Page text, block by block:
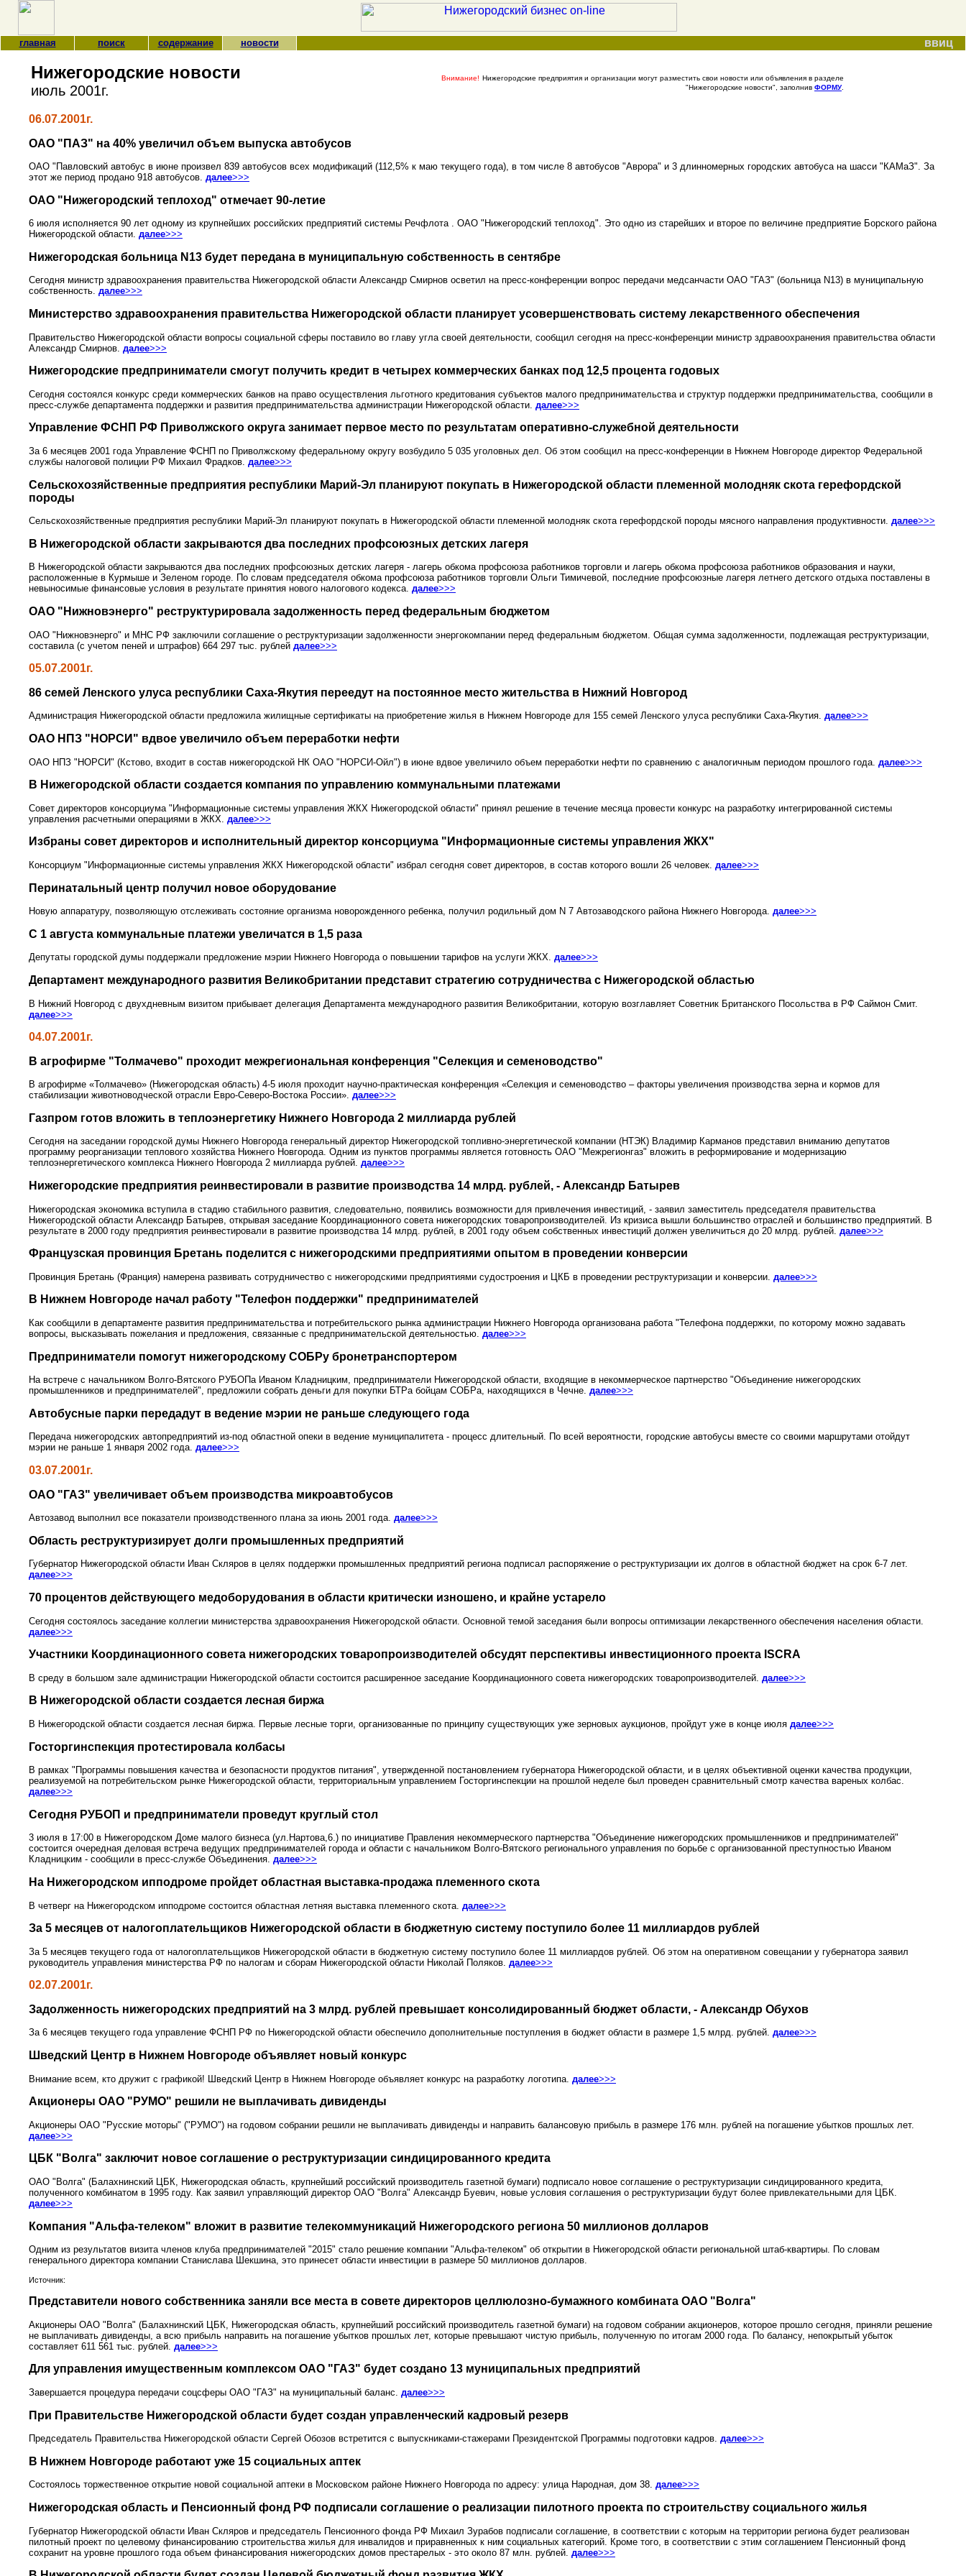
главная поиск содержание новости ввиц
Нижегородские новости
июль 2001г.
Внимание! Нижегородские предприятия и организации могут разместить свои новости или объявления в разделе
"Нижегородские новости", заполнив ФОРМУ.
06.07.2001г.
ОАО "ПАЗ" на 40% увеличил объем выпуска автобусов
ОАО "Павловский автобус в июне произвел 839 автобусов всех модификаций (112,5% к маю текущего года), в том числе 8 автобусов "Аврора" и 3 длинномерных городских автобуса на шасси "КАМаЗ". За
этот же период продано 918 автобусов. далее>>>
ОАО "Нижегородский теплоход" отмечает 90-летие
6 июля исполняется 90 лет одному из крупнейших российских предприятий системы Речфлота . ОАО "Нижегородский теплоход". Это одно из старейших и второе по величине предприятие Борского района
Нижегородской области. далее>>>
Нижегородская больница N13 будет передана в муниципальную собственность в сентябре
Сегодня министр здравоохранения правительства Нижегородской области Александр Смирнов осветил на пресс-конференции вопрос передачи медсанчасти ОАО "ГАЗ" (больница N13) в муниципальную
собственность. далее>>>
Министерство здравоохранения правительства Нижегородской области планирует усовершенствовать систему лекарственного обеспечения
Правительство Нижегородской области вопросы социальной сферы поставило во главу угла своей деятельности, сообщил сегодня на пресс-конференции министр здравоохранения правительства области
Александр Смирнов. далее>>>
Нижегородские предприниматели смогут получить кредит в четырех коммерческих банках под 12,5 процента годовых
Сегодня состоялся конкурс среди коммерческих банков на право осуществления льготного кредитования субъектов малого предпринимательства и структур поддержки предпринимательства, сообщили в
пресс-службе департамента поддержки и развития предпринимательства администрации Нижегородской области. далее>>>
Управление ФСНП РФ Приволжского округа занимает первое место по результатам оперативно-служебной деятельности
За 6 месяцев 2001 года Управление ФСНП по Приволжскому федеральному округу возбудило 5 035 уголовных дел. Об этом сообщил на пресс-конференции в Нижнем Новгороде директор Федеральной
службы налоговой полиции РФ Михаил Фрадков. далее>>>
Сельскохозяйственные предприятия республики Марий-Эл планируют покупать в Нижегородской области племенной молодняк скота герефордской
породы
Сельскохозяйственные предприятия республики Марий-Эл планируют покупать в Нижегородской области племенной молодняк скота герефордской породы мясного направления продуктивности. далее>>>
В Нижегородской области закрываются два последних профсоюзных детских лагеря
В Нижегородской области закрываются два последних профсоюзных детских лагеря - лагерь обкома профсоюза работников торговли и лагерь обкома профсоюза работников образования и науки,
расположенные в Курмыше и Зеленом городе. По словам председателя обкома профсоюза работников торговли Ольги Тимичевой, последние профсоюзные лагеря летнего детского отдыха поставлены в
невыносимые финансовые условия в результате принятия нового налогового кодекса. далее>>>
ОАО "Нижновэнерго" реструктурировала задолженность перед федеральным бюджетом
ОАО "Нижновэнерго" и МНС РФ заключили соглашение о реструктуризации задолженности энергокомпании перед федеральным бюджетом. Общая сумма задолженности, подлежащая реструктуризации,
составила (с учетом пеней и штрафов) 664 297 тыс. рублей далее>>>
05.07.2001г.
86 семей Ленского улуса республики Саха-Якутия переедут на постоянное место жительства в Нижний Новгород
Администрация Нижегородской области предложила жилищные сертификаты на приобретение жилья в Нижнем Новгороде для 155 семей Ленского улуса республики Саха-Якутия. далее>>>
ОАО НПЗ "НОРСИ" вдвое увеличило объем переработки нефти
ОАО НПЗ "НОРСИ" (Кстово, входит в состав нижегородской НК ОАО "НОРСИ-Ойл") в июне вдвое увеличило объем переработки нефти по сравнению с аналогичным периодом прошлого года. далее>>>
В Нижегородской области создается компания по управлению коммунальными платежами
Совет директоров консорциума "Информационные системы управления ЖКХ Нижегородской области" принял решение в течение месяца провести конкурс на разработку интегрированной системы
управления расчетными операциями в ЖКХ. далее>>>
Избраны совет директоров и исполнительный директор консорциума "Информационные системы управления ЖКХ"
Консорциум "Информационные системы управления ЖКХ Нижегородской области" избрал сегодня совет директоров, в состав которого вошли 26 человек. далее>>>
Перинатальный центр получил новое оборудование
Новую аппаратуру, позволяющую отслеживать состояние организма новорожденного ребенка, получил родильный дом N 7 Автозаводского района Нижнего Новгорода. далее>>>
С 1 августа коммунальные платежи увеличатся в 1,5 раза
Депутаты городской думы поддержали предложение мэрии Нижнего Новгорода о повышении тарифов на услуги ЖКХ. далее>>>
Департамент международного развития Великобритании представит стратегию сотрудничества с Нижегородской областью
В Нижний Новгород с двухдневным визитом прибывает делегация Департамента международного развития Великобритании, которую возглавляет Советник Британского Посольства в РФ Саймон Смит.
далее>>>
04.07.2001г.
В агрофирме "Толмачево" проходит межрегиональная конференция "Селекция и семеноводство"
В агрофирме «Толмачево» (Нижегородская область) 4-5 июля проходит научно-практическая конференция «Селекция и семеноводство – факторы увеличения производства зерна и кормов для
стабилизации животноводческой отрасли Евро-Северо-Востока России». далее>>>
Газпром готов вложить в теплоэнергетику Нижнего Новгорода 2 миллиарда рублей
Сегодня на заседании городской думы Нижнего Новгорода генеральный директор Нижегородской топливно-энергетической компании (НТЭК) Владимир Карманов представил вниманию депутатов
программу реорганизации теплового хозяйства Нижнего Новгорода. Одним из пунктов программы является готовность ОАО "Межрегионгаз" вложить в реформирование и модернизацию
теплоэнергетического комплекса Нижнего Новгорода 2 миллиарда рублей. далее>>>
Нижегородские предприятия реинвестировали в развитие производства 14 млрд. рублей, - Александр Батырев
Нижегородская экономика вступила в стадию стабильного развития, следовательно, появились возможности для привлечения инвестиций, - заявил заместитель председателя правительства
Нижегородской области Александр Батырев, открывая заседание Координационного совета нижегородских товаропроизводителей. Из кризиса вышли большинство отраслей и большинство предприятий. В
результате в 2000 году предприятия реинвестировали в развитие производства 14 млрд. рублей, в 2001 году объем собственных инвестиций должен увеличиться до 20 млрд. рублей. далее>>>
Французская провинция Бретань поделится с нижегородскими предприятиями опытом в проведении конверсии
Провинция Бретань (Франция) намерена развивать сотрудничество с нижегородскими предприятиями судостроения и ЦКБ в проведении реструктуризации и конверсии. далее>>>
В Нижнем Новгороде начал работу "Телефон поддержки" предпринимателей
Как сообщили в департаменте развития предпринимательства и потребительского рынка администрации Нижнего Новгорода организована работа "Телефона поддержки, по которому можно задавать
вопросы, высказывать пожелания и предложения, связанные с предпринимательской деятельностью. далее>>>
Предприниматели помогут нижегородскому СОБРу бронетранспортером
На встрече с начальником Волго-Вятского РУБОПа Иваном Кладницким, предприниматели Нижегородской области, входящие в некоммерческое партнерство "Объединение нижегородских
промышленников и предпринимателей", предложили собрать деньги для покупки БТРа бойцам СОБРа, находящихся в Чечне. далее>>>
Автобусные парки передадут в ведение мэрии не раньше следующего года
Передача нижегородских автопредприятий из-под областной опеки в ведение муниципалитета - процесс длительный. По всей вероятности, городские автобусы вместе со своими маршрутами отойдут
мэрии не раньше 1 января 2002 года. далее>>>
03.07.2001г.
ОАО "ГАЗ" увеличивает объем производства микроавтобусов
Автозавод выполнил все показатели производственного плана за июнь 2001 года. далее>>>
Область реструктуризирует долги промышленных предприятий
Губернатор Нижегородской области Иван Скляров в целях поддержки промышленных предприятий региона подписал распоряжение о реструктуризации их долгов в областной бюджет на срок 6-7 лет.
далее>>>
70 процентов действующего медоборудования в области критически изношено, и крайне устарело
Сегодня состоялось заседание коллегии министерства здравоохранения Нижегородской области. Основной темой заседания были вопросы оптимизации лекарственного обеспечения населения области.
далее>>>
Участники Координационного совета нижегородских товаропроизводителей обсудят перспективы инвестиционного проекта ISCRA
В среду в большом зале администрации Нижегородской области состоится расширенное заседание Координационного совета нижегородских товаропроизводителей. далее>>>
В Нижегородской области создается лесная биржа
В Нижегородской области создается лесная биржа. Первые лесные торги, организованные по принципу существующих уже зерновых аукционов, пройдут уже в конце июля далее>>>
Госторгинспекция протестировала колбасы
В рамках "Программы повышения качества и безопасности продуктов питания", утвержденной постановлением губернатора Нижегородской области, и в целях объективной оценки качества продукции,
реализуемой на потребительском рынке Нижегородской области, территориальным управлением Госторгинспекции на прошлой неделе был проведен сравнительный смотр качества вареных колбас.
далее>>>
Сегодня РУБОП и предприниматели проведут круглый стол
3 июля в 17:00 в Нижегородском Доме малого бизнеса (ул.Нартова,6.) по инициативе Правления некоммерческого партнерства "Объединение нижегородских промышленников и предпринимателей"
состоится очередная деловая встреча ведущих предпринимателей города и области с начальником Волго-Вятского регионального управления по борьбе с организованной преступностью Иваном
Кладницким - сообщили в пресс-службе Объединения. далее>>>
На Нижегородском ипподроме пройдет областная выставка-продажа племенного скота
В четверг на Нижегородском ипподроме состоится областная летняя выставка племенного скота. далее>>>
За 5 месяцев от налогоплательщиков Нижегородской области в бюджетную систему поступило более 11 миллиардов рублей
За 5 месяцев текущего года от налогоплательщиков Нижегородской области в бюджетную систему поступило более 11 миллиардов рублей. Об этом на оперативном совещании у губернатора заявил
руководитель управления министерства РФ по налогам и сборам Нижегородской области Николай Поляков. далее>>>
02.07.2001г.
Задолженность нижегородских предприятий на 3 млрд. рублей превышает консолидированный бюджет области, - Александр Обухов
За 6 месяцев текущего года управление ФСНП РФ по Нижегородской области обеспечило дополнительные поступления в бюджет области в размере 1,5 млрд. рублей. далее>>>
Шведский Центр в Нижнем Новгороде объявляет новый конкурс
Внимание всем, кто дружит с графикой! Шведский Центр в Нижнем Новгороде объявляет конкурс на разработку логотипа. далее>>>
Акционеры ОАО "РУМО" решили не выплачивать дивиденды
Акционеры ОАО "Русские моторы" ("РУМО") на годовом собрании решили не выплачивать дивиденды и направить балансовую прибыль в размере 176 млн. рублей на погашение убытков прошлых лет.
далее>>>
ЦБК "Волга" заключит новое соглашение о реструктуризации синдицированного кредита
ОАО "Волга" (Балахнинский ЦБК, Нижегородская область, крупнейший российский производитель газетной бумаги) подписало новое соглашение о реструктуризации синдицированного кредита,
полученного комбинатом в 1995 году. Как заявил управляющий директор ОАО "Волга" Александр Буевич, новые условия соглашения о реструктуризации будут более привлекательными для ЦБК.
далее>>>
Компания "Альфа-телеком" вложит в развитие телекоммуникаций Нижегородского региона 50 миллионов долларов
Одним из результатов визита членов клуба предпринимателей "2015" стало решение компании "Альфа-телеком" об открытии в Нижегородской области региональной штаб-квартиры. По словам
генерального директора компании Станислава Шекшина, это принесет области инвестиции в размере 50 миллионов долларов.
Источник:
Представители нового собственника заняли все места в совете директоров целлюлозно-бумажного комбината ОАО "Волга"
Акционеры ОАО "Волга" (Балахнинский ЦБК, Нижегородская область, крупнейший российский производитель газетной бумаги) на годовом собрании акционеров, которое прошло сегодня, приняли решение
не выплачивать дивиденды, а всю прибыль направить на погашение убытков прошлых лет, которые превышают чистую прибыль, полученную по итогам 2000 года. По балансу, непокрытый убыток
составляет 611 561 тыс. рублей. далее>>>
Для управления имущественным комплексом ОАО "ГАЗ" будет создано 13 муниципальных предприятий
Завершается процедура передачи соцсферы ОАО "ГАЗ" на муниципальный баланс. далее>>>
При Правительстве Нижегородской области будет создан управленческий кадровый резерв
Председатель Правительства Нижегородской области Сергей Обозов встретится с выпускниками-стажерами Президентской Программы подготовки кадров. далее>>>
В Нижнем Новгороде работают уже 15 социальных аптек
Состоялось торжественное открытие новой социальной аптеки в Московском районе Нижнего Новгорода по адресу: улица Народная, дом 38. далее>>>
Нижегородская область и Пенсионный фонд РФ подписали соглашение о реализации пилотного проекта по строительству социального жилья
Губернатор Нижегородской области Иван Скляров и председатель Пенсионного фонда РФ Михаил Зурабов подписали соглашение, в соответствии с которым на территории региона будет реализован
пилотный проект по целевому финансированию строительства жилья для инвалидов и приравненных к ним социальных категорий. Кроме того, в соответствии с этим соглашением Пенсионный фонд
сохранит на уровне прошлого года объем финансирования нижегородских домов престарелых - это около 87 млн. рублей. далее>>>